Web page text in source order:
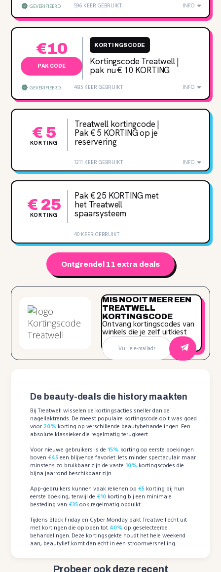
GEVERIFIEERD 596 KEER GEBRUIKT INFO
€10
PAK CODE
KORTINGSCODE
Kortingscode Treatwell |
pak nu € 10 KORTING
GEVERIFIEERD 485 KEER GEBRUIKT INFO
€ 5
KORTING
Treatwell kortingcode |
Pak € 5 KORTING op je
reservering
1211 KEER GEBRUIKT INFO
€ 25
KORTING
Pak € 25 KORTING met
het Treatwell
spaarsysteem
40 KEER GEBRUIKT
Ontgrendel 11 extra deals
MIS NOOIT MEER EEN
TREATWELL
KORTINGSCODE
Ontvang kortingscodes van
winkels die je zelf uitkiest
De beauty-deals die history maakten
Bij Treatwell wisselen de kortingsacties sneller dan de
nagellaktrends. De meest populaire kortingscode ooit was goed
voor 20% korting op verschillende beautybehandelingen. Een
absolute klassieker die regelmatig terugkeert.
Voor nieuwe gebruikers is de 15% korting op eerste boekingen
boven€45een blijvende favoriet. Iets minder spectaculair maar
minstens zo bruikbaar zijn de vaste 10% kortingscodes die
bijna jaarrond beschikbaar zijn.
App-gebruikers kunnen vaak rekenen op€5 korting bij hun
eerste boeking, terwijl de€10 korting bij een minimale
besteding van€35ook regelmatig opduikt.
Tijdens Black Friday en Cyber Monday pakt Treatwell echt uit
met kortingen die oplopen tot 40% op geselecteerde
behandelingen. Deze kortingsgekte houdt het hele weekend
aan; beautylief komt dan echt in een stroomversnelling.
Probeer ook deze recent